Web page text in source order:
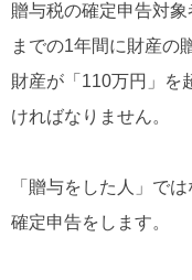
贈与税の確定申告対
までの1年間に財産の
財産が「110万円」を
ければなりません。
「贈与をした人」で
確定申告をします。